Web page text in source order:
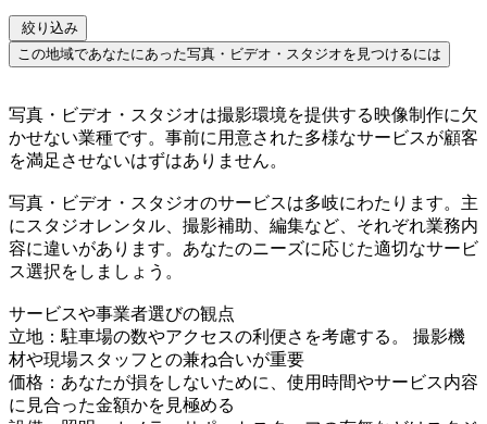
絞り込み
この地域であなたにあった写真・ビデオ・スタジオを見つけるには
写真・ビデオ・スタジオは撮影環境を提供する映像制作に欠
かせない業種です。事前に用意された多様なサービスが顧客
を満足させないはずはありません。
写真・ビデオ・スタジオのサービスは多岐にわたります。主
にスタジオレンタル、撮影補助、編集など、それぞれ業務内
容に違いがあります。あなたのニーズに応じた適切なサービ
ス選択をしましょう。
サービスや事業者選びの観点
立地：駐車場の数やアクセスの利便さを考慮する。 撮影機
材や現場スタッフとの兼ね合いが重要
価格：あなたが損をしないために、使用時間やサービス内容
に見合った金額かを見極める